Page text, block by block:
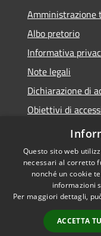
Amministrazione
Albo pretorio
Informativa
Note legali
Dichiarazione di
Obiettivi di
Piano di
Accessibilità
Questo sito web
necessari al corretto
nonché un cookie
informazioni
Per maggiori dettagli,
ACCETTA